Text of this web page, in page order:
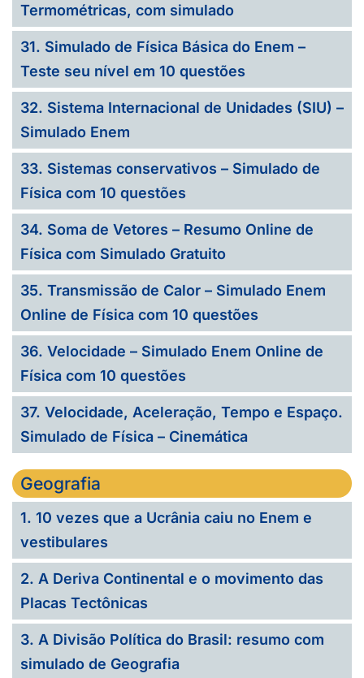
Termométricas, com simulado
31. Simulado de Física Básica do Enem –
Teste seu nível em 10 questões
32. Sistema Internacional de Unidades (SIU) –
Simulado Enem
33. Sistemas conservativos – Simulado de
Física com 10 questões
34. Soma de Vetores – Resumo Online de
Física com Simulado Gratuito
35. Transmissão de Calor – Simulado Enem
Online de Física com 10 questões
36. Velocidade – Simulado Enem Online de
Física com 10 questões
37. Velocidade, Aceleração, Tempo e Espaço.
Simulado de Física – Cinemática
Geografia
1. 10 vezes que a Ucrânia caiu no Enem e
vestibulares
2. A Deriva Continental e o movimento das
Placas Tectônicas
3. A Divisão Política do Brasil: resumo com
simulado de Geografia